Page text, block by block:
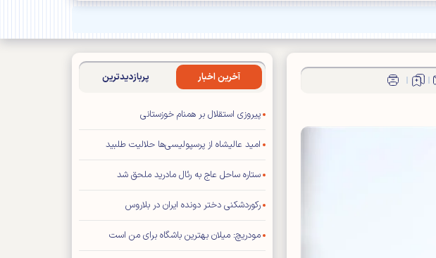
آخرین اخبار پربازدیدترین
پیروزی استقلال بر همنام خوزستانی
امید عالیشاه از پرسپولیسی‌ها حلالیت طلبید
ستاره ساحل عاج به رئال مادرید ملحق شد
رکوردشکنی دختر دونده ایران در بلاروس
مودریچ: میلان بهترین باشگاه برای من است